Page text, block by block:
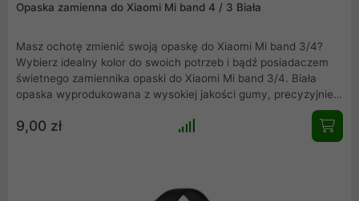
Opaska zamienna do Xiaomi Mi band 4 / 3 Biała
Masz ochotę zmienić swoją opaskę do Xiaomi Mi band 3/4?
Wybierz idealny kolor do swoich potrzeb i bądź posiadaczem
świetnego zamiennika opaski do Xiaomi Mi band 3/4. Biała
opaska wyprodukowana z wysokiej jakości gumy, precyzyjnie
Elegancka, łatwa w montażu i idealnie dopasowana do Mi band
9,00 zł